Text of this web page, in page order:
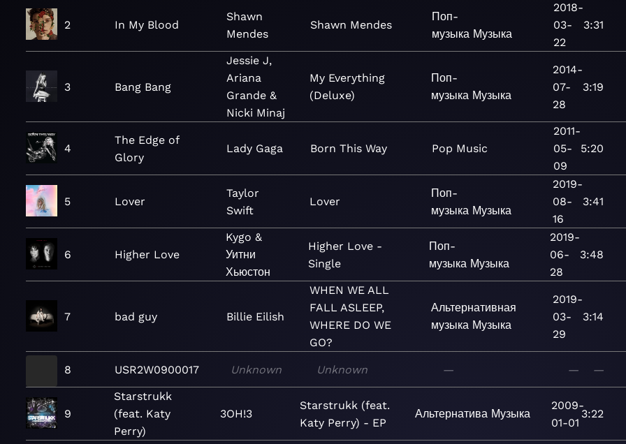
2 In My Blood
Shawn
Mendes
Shawn Mendes
Поп-
музыка Музыка
2018-
03-
22
3:31
3 Bang Bang
Jessie J,
Ariana
Grande &
Nicki Minaj
My Everything
(Deluxe)
Поп-
музыка Музыка
2014-
07-
28
3:19
4
The Edge of
Glory
Lady Gaga Born This Way Pop Music
2011-
05-
09
5:20
5 Lover
Taylor
Swift
Lover
Поп-
музыка Музыка
2019-
08-
16
3:41
6 Higher Love
Kygo &
Уитни
Хьюстон
Higher Love -
Single
Поп-
музыка Музыка
2019-
06-
28
3:48
7 bad guy Billie Eilish
WHEN WE ALL
FALL ASLEEP,
WHERE DO WE
GO?
Альтернативная
музыка Музыка
2019-
03-
29
3:14
8 USR2W0900017 Unknown Unknown — — —
9
Starstrukk
(feat. Katy
Perry)
3OH!3
Starstrukk (feat.
Katy Perry) - EP
Альтернатива Музыка
2009-
01-01
3:22